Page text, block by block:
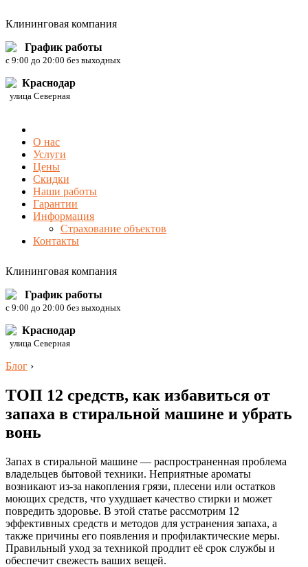
Клининговая компания
График работы
c 9:00 до 20:00 без выходных
Краснодар
улица Северная
О нас
Услуги
Цены
Скидки
Наши работы
Гарантии
Информация
Страхование объектов
Контакты
Клининговая компания
График работы
c 9:00 до 20:00 без выходных
Краснодар
улица Северная
Блог ›
ТОП 12 средств, как избавиться от
запаха в стиральной машине и убрать
вонь
Запах в стиральной машине — распространенная проблема
владельцев бытовой техники. Неприятные ароматы
возникают из-за накопления грязи, плесени или остатков
моющих средств, что ухудшает качество стирки и может
повредить здоровье. В этой статье рассмотрим 12
эффективных средств и методов для устранения запаха, а
также причины его появления и профилактические меры.
Правильный уход за техникой продлит её срок службы и
обеспечит свежесть ваших вещей.